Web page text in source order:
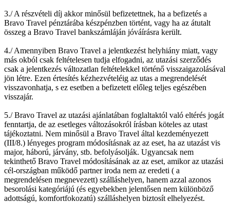
3./ A részvételi díj akkor minősül befizetettnek, ha a befizetés a
Bravo Travel pénztárába készpénzben történt, vagy ha az átutalt
összeg a Bravo Travel bankszámláján jóváírásra került.
4./ Amennyiben Bravo Travel a jelentkezést helyhiány miatt, vagy
más okból csak feltételesen tudja elfogadni, az utazási szerződés
csak a jelentkezés változatlan feltételekkel történő visszaigazolásával
jön létre. Ezen értesítés kézhezvételéig az utas a megrendelését
visszavonhatja, s ez esetben a befizetett előleg teljes egészében
visszajár.
5./ Bravo Travel az utazási ajánlatában foglaltaktól való eltérés jogát
fenntartja, de az esetleges változásokról írásban köteles az utast
tájékoztatni. Nem minősül a Bravo Travel által kezdeményezett
(III/8.) lényeges program módosításnak az az eset, ha az utazást vis
major, háború, járvány, stb. befolyásolják. Ugyancsak nem
tekinthető Bravo Travel módosításának az az eset, amikor az utazási
cél-országban működő partner iroda nem az eredeti ( a
megrendelésen megnevezett) szálláshelyen, hanem azzal azonos
besorolási kategóriájú (és egyebekben jelentősen nem különböző
adottságú, komfortfokozatú) szálláshelyen biztosít elhelyezést.